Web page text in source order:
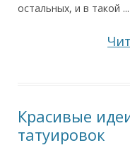
остальных, и в такой ...
Красивые
татуировок